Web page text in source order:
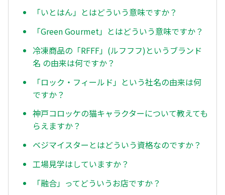
「いとはん」とはどういう意味ですか？
「Green Gourmet」とはどういう意味ですか？
冷凍商品の「RFFF」(ルフフフ)というブランド
名 の由来は何ですか？
「ロック・フィールド」という社名の由来は何
ですか？
神戸コロッケの猫キャラクターについて教えても
らえますか？
ベジマイスターとはどういう資格なのですか？
工場見学はしていますか？
「融合」ってどういうお店ですか？